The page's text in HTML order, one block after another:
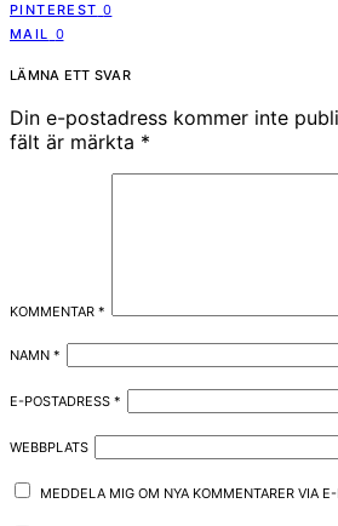
PINTEREST 0
MAIL 0
LÄMNA ETT SVAR
Din e-postadress kommer inte
fält är märkta *
KOMMENTAR *
NAMN *
E-POSTADRESS *
WEBBPLATS
MEDDELA MIG OM NYA KOMMENTARER VIA